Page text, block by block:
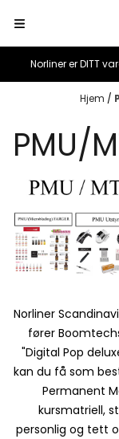
Hopp til innhold
Norliner er DITT
Hjem /
PMU/
Norliner
fører
"Digital Pop
kan du få som
Permanent
kursmatriell,
personlig og tett